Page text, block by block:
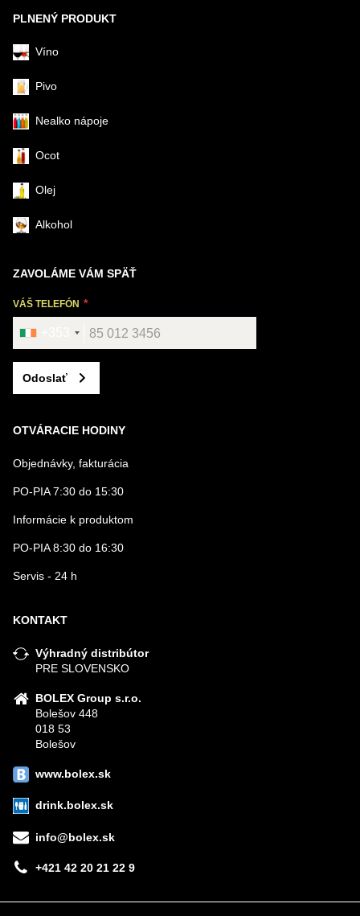
PLNENÝ PRODUKT
Víno
Pivo
Nealko nápoje
Ocot
Olej
Alkohol
ZAVOLÁME VÁM SPÄŤ
VÁŠ TELEFÓN
Odoslať
OTVÁRACIE HODINY
Objednávky, fakturácia
PO-PIA 7:30 do 15:30
Informácie k produktom
PO-PIA 8:30 do 16:30
Servis - 24 h
KONTAKT
Výhradný distribútor
PRE SLOVENSKO
BOLEX Group s.r.o.
Bolešov 448
018 53
Bolešov
www.bolex.sk
drink.bolex.sk
info@bolex.sk
+421 42 20 21 22 9